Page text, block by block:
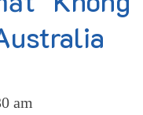
am